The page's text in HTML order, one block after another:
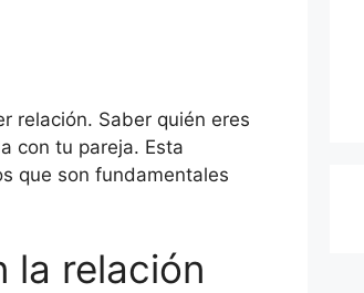
relación. Saber quién eres
con tu pareja. Esta
que son fundamentales
la relación